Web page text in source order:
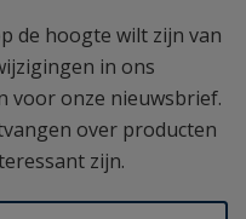
de hoogte wilt zijn van
in ons
voor onze nieuwsbrief.
over producten
zijn.